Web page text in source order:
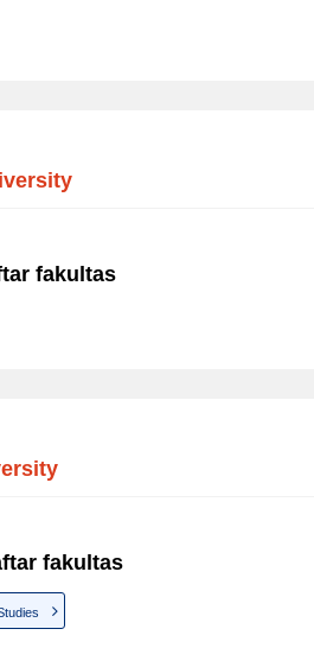
fakultas
fakultas